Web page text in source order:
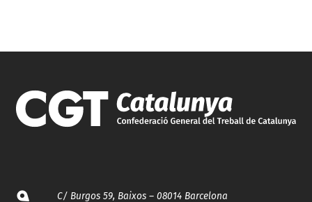
C/ Burgos 59, Baixos – 08014 Barcelona